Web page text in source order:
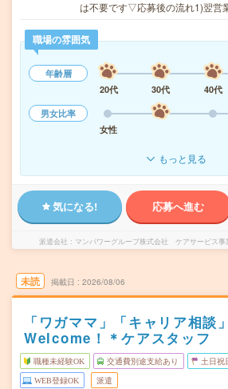
は不要です▽応募後の流れ1)翌営
職場の雰囲気
年齢層
20代
30代 40代
男女比率
女性
もっと見る
気になる! 応募へ進む
派遣会社 マンパワーグループ株式会社 ケアサービス事
未読 掲載日 2026/08/06
「ワガママ」「キャリア相談
Welcome！＊ケアスタッフ
職種未経験OK 交通費別途支給あり 土日祝
WEB登録OK 派遣